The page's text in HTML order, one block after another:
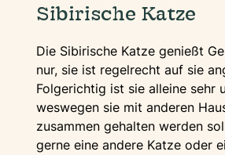
Sibirische Katze
Die Sibirische Katze genießt
nur, sie ist regelrecht auf sie
Folgerichtig ist sie alleine sehr
weswegen sie mit anderen
zusammen gehalten werden
gerne eine andere Katze oder